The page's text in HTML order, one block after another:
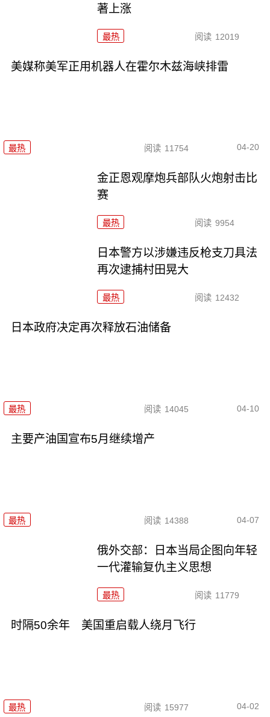
著上涨
最热 阅读 12019
美媒称美军正用机器人在霍尔木兹海峡排雷
最热 阅读 11754 04-20
金正恩观摩炮兵部队火炮射击比
赛
最热 阅读 9954
日本警方以涉嫌违反枪支刀具法
再次逮捕村田晃大
最热 阅读 12432
日本政府决定再次释放石油储备
最热 阅读 14045 04-10
主要产油国宣布5月继续增产
最热 阅读 14388 04-07
俄外交部：日本当局企图向年轻
一代灌输复仇主义思想
最热 阅读 11779
时隔50余年 美国重启载人绕月飞行
最热 阅读 15977 04-02